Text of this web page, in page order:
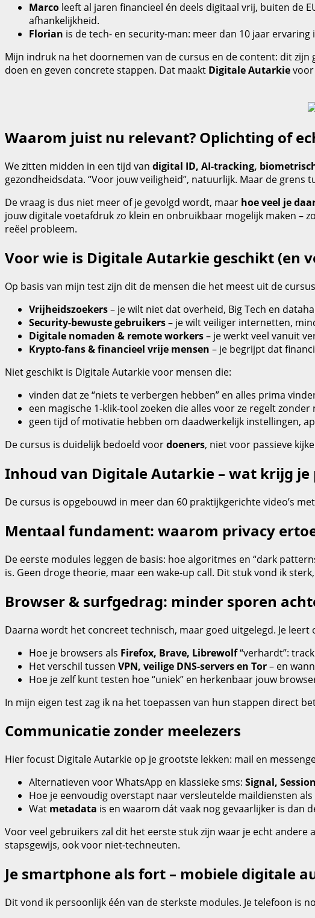
Marco leeft al jaren financieel én deels digitaal vrij, buiten de
afhankelijkheid.
Florian is de tech- en security-man: meer dan 10 jaar ervaring
Mijn indruk na het doornemen van de cursus en de content: dit zijn
doen en geven concrete stappen. Dat maakt Digitale Autarkie
Waarom juist nu relevant? Oplichting of
We zitten midden in een tijd van digital ID, AI‑tracking,
gezondheidsdata. “Voor jouw veiligheid”, natuurlijk. Maar de
De vraag is dus niet meer of je gevolgd wordt, maar hoe veel je
jouw digitale voetafdruk zo klein en onbruikbaar mogelijk maken –
reëel probleem.
Voor wie is Digitale Autarkie geschikt (en
Op basis van mijn test zijn dit de mensen die het meest uit de
Vrijheidszoekers– je wilt niet dat overheid, Big Tech en
Security‑bewuste gebruikers– je wilt veiliger internetten,
Digitale nomaden & remote workers– je werkt veel vanuit
Krypto‑fans & financieel vrije mensen – je begrijpt dat
Niet geschikt is Digitale Autarkie voor mensen die:
vinden dat ze “niets te verbergen hebben” en alles prima
een magische 1‑klik‑tool zoeken die alles voor ze regelt
geen tijd of motivatie hebben om daadwerkelijk instellingen,
De cursus is duidelijk bedoeld voordoeners, niet voor passieve
Inhoud van Digitale Autarkie – wat krijg je
De cursus is opgebouwd in meer dan 60 praktijkgerichte video’s
Mentaal fundament: waarom privacy
De eerste modules leggen de basis: hoe algoritmes en “dark
is. Geen droge theorie, maar een wake‑up call. Dit stuk vond ik
Browser & surfgedrag: minder sporen
Daarna wordt het concreet technisch, maar goed uitgelegd. Je leert
Hoe je browsers als Firefox, Brave, Librewolf“verhardt”:
Het verschil tussen VPN, veilige DNS‑servers en Tor– en
Hoe je zelf kunt testen hoe “uniek” en herkenbaar jouw
In mijn eigen test zag ik na het toepassen van hun stappen direct
Communicatie zonder meelezers
Hier focust Digitale Autarkie op je grootste lekken: mail en
Alternatieven voor WhatsApp en klassieke sms: Signal,
Hoe je eenvoudig overstapt naar versleutelde maildiensten als
Wat metadata is en waarom dát vaak nog gevaarlijker is dan
Voor veel gebruikers zal dit het eerste stuk zijn waar je echt
stapsgewijs, ook voor niet‑techneuten.
Je smartphone als fort – mobiele digitale
Dit vond ik persoonlijk één van de sterkste modules. Je telefoon is